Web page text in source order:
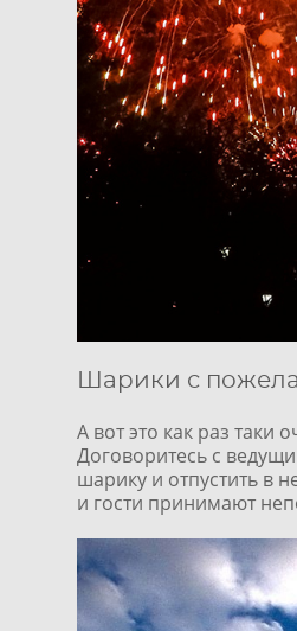
Шарики с
А вот это как раз таки
Договоритесь с
шарику и отпустить в
и гости принимают